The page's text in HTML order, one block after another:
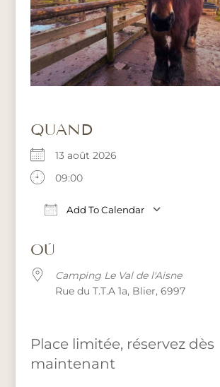
QUAND
13 août 2026
09:00
Add To Calendar
OÙ
Camping Le Val de l'Aisne
Rue du T.T.A 1a, Blier, 6997
Place limitée, réservez dès
maintenant